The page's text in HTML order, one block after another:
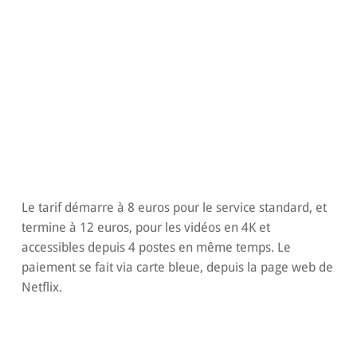
Le tarif démarre à 8 euros pour le service standard, et
termine à 12 euros, pour les vidéos en 4K et
accessibles depuis 4 postes en même temps. Le
paiement se fait via carte bleue, depuis la page web de
Netflix.